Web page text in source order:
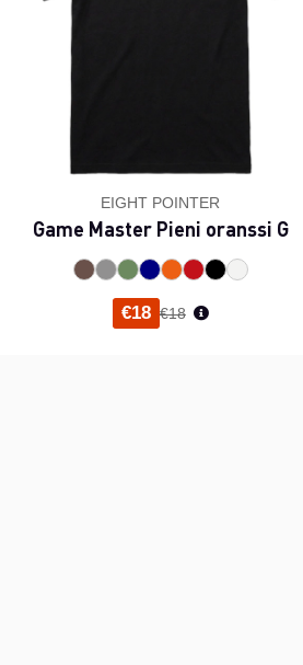
EIGHT POINTER
Game Master Pieni oranssi G
€18 Normaali hinta
€18